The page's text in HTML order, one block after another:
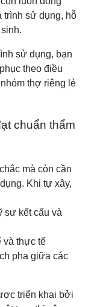
trình sử dụng, hỗ
sử dụng, bạn
theo điều
thợ riêng lẻ
chuẩn thẩm
mà còn cần
Khi tự xây,
sư kết cấu và
và thực tế
pha giữa các
triển khai bởi